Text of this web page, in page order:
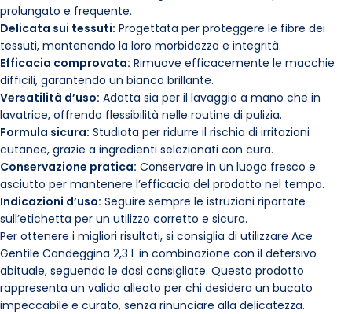
prolungato e frequente.
Delicata sui tessuti: Progettata per proteggere le fibre dei
tessuti, mantenendo la loro morbidezza e integrità.
Efficacia comprovata: Rimuove efficacemente le macchie
difficili, garantendo un bianco brillante.
Versatilità d’uso: Adatta sia per il lavaggio a mano che in
lavatrice, offrendo flessibilità nelle routine di pulizia.
Formula sicura: Studiata per ridurre il rischio di irritazioni
cutanee, grazie a ingredienti selezionati con cura.
Conservazione pratica: Conservare in un luogo fresco e
asciutto per mantenere l’efficacia del prodotto nel tempo.
Indicazioni d’uso: Seguire sempre le istruzioni riportate
sull’etichetta per un utilizzo corretto e sicuro.
Per ottenere i migliori risultati, si consiglia di utilizzare Ace
Gentile Candeggina 2,3 L in combinazione con il detersivo
abituale, seguendo le dosi consigliate. Questo prodotto
rappresenta un valido alleato per chi desidera un bucato
impeccabile e curato, senza rinunciare alla delicatezza.